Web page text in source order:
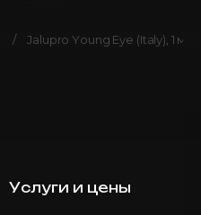
Jalupro Young Eye (Italy), 1 мл
Услуги и цены